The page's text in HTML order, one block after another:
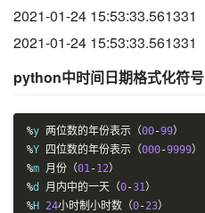
2021-01-24 15:53:33.561331
2021-01-24 15:53:33.561331
python中时间日期格式化符号
%y 两位数的年份表示（00-99）
%Y 四位数的年份表示（000-9999）
%m 月份（01-12）
%d 月内中的一天（0-31）
%H 24小时制小时数（0-23）